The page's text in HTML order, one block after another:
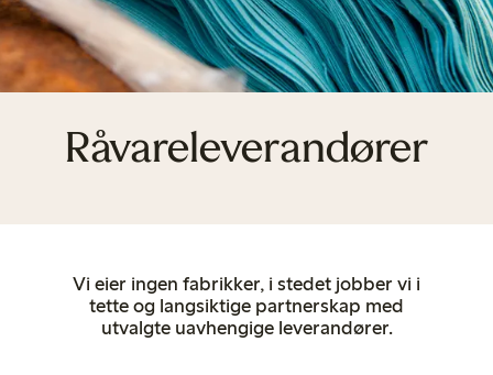
Råvareleverandører
Vi eier ingen fabrikker, i stedet jobber vi i
tette og langsiktige partnerskap med
utvalgte uavhengige leverandører.